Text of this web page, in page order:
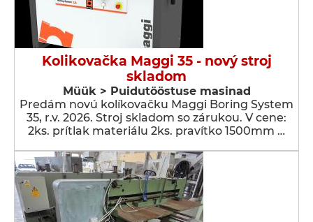
Kolikovačka Maggi 35 - nový stroj
skladom
Müük > Puidutööstuse masinad
Predám novú kolíkovačku Maggi Boring System
35, r.v. 2026. Stroj skladom so zárukou. V cene:
2ks. prítlak materiálu 2ks. pravítko 1500mm …